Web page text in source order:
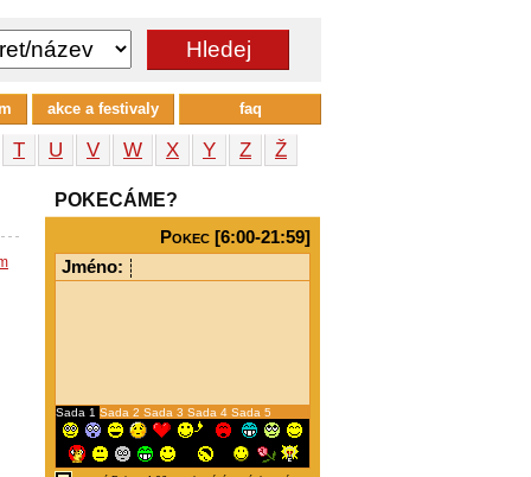
T U V W X Y Z
Ž
POKECÁME?
Pokec [6:00-21:59]
Jméno:
Sada 1 Sada 2 Sada 3 Sada 4 Sada 5
akce a festivaly faq